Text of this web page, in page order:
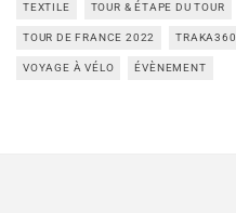
TEXTILE TOUR & ÉTAPE DU TOUR
TOUR DE FRANCE 2022 TRAKA360
VOYAGE À VÉLO ÉVÈNEMENT